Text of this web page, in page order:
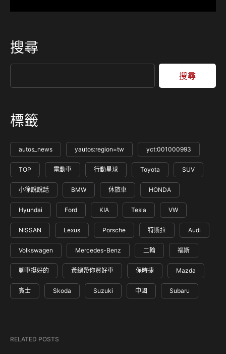
搜尋
搜尋
標籤
autos_news yautos:region=tw yct:001000993
TOP 電動車 行動星球 Toyota SUV
小徐說說話 BMW 休旅車 HONDA
Hyundai Ford KIA Tesla VW
NISSAN Lexus Porsche 特斯拉 Audi
Volkswagen Mercedes-Benz 二輪 福斯
聊車挺好的 黃總帶你買好車 保時捷 Mazda
賓士 Skoda Suzuki 中國 Subaru
RELATED POSTS